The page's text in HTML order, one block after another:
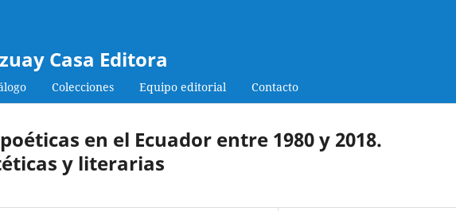
Casa Editora
Colecciones Equipo editorial Contacto
en el Ecuador entre 1980 y 2018.
y literarias